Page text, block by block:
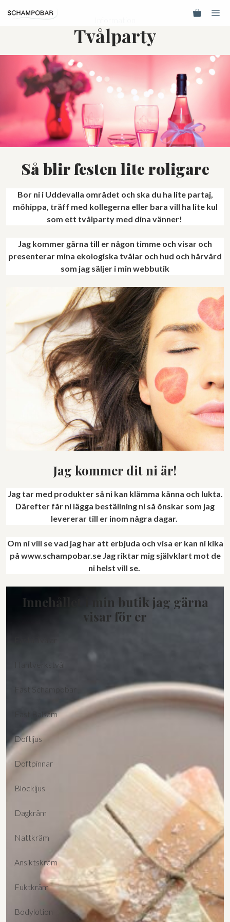
Tvålparty
Så blir festen lite roligare
Bor ni i Uddevalla området och ska du ha lite partaj,
möhippa, träff med kollegerna eller bara vill ha lite kul
som ett tvålparty med dina vänner!
Jag kommer gärna till er någon timme och visar och
presenterar mina ekologiska tvålar och hud och hårvård
som jag säljer i min webbutik
Jag kommer dit ni är!
Jag tar med produkter så ni kan klämma känna och lukta.
Därefter får ni lägga beställning ni så önskar som jag
levererar till er inom några dagar.
Om ni vill se vad jag har att erbjuda och visa er kan ni kika
på www.schampobar.se Jag riktar mig självklart mot de
ni helst vill se.
Innehållet i min butik jag gärna
visar för er
Hantverkstvål
Fast Schampobar
Fast Balsam
Doftljus
Doftpinnar
Blockljus
Dagkräm
Nattkräm
Ansiktskräm
Fuktkräm
Bodylotion